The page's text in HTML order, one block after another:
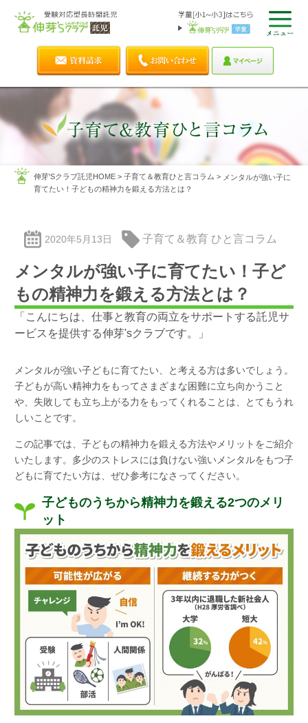
伸芽'Sクラブ託児HOME> 子育て＆教育ひと言コラム > メンタルが強い子に
育てたい！子どもの精神力を鍛える方法とは？
2020年5月13日 子育て＆教育 ひと言コラム
メンタルが強い子に育てたい！子ど
もの精神力を鍛える方法とは？
「こんにちは、 仕事と教育の両立をサポートする託児サ
ービスを提供する伸芽'sクラブです。」
メンタルが強い子どもに育てたい、と考える方は多いでしょう。
子どもが高い精神力をもってさまざまな困難に立ち向かうこと
や、失敗しても立ち上がる力をもってくれることは、とてもうれ
しいことです。
この記事では、子どもの精神力を鍛える方法やメリットをご紹介
いたします。多少のストレスには負けない強いメンタルをもつ子
どもに育てたい方は、ぜひ参考になさってください。
子どものうちから精神力を鍛える2つのメリ
ット